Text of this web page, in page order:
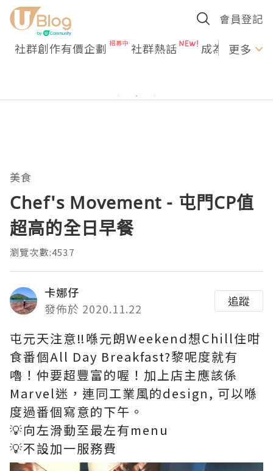
會員登記
社群創作有價企劃 社群熱話 成為U更多
美食
Chef's Movement - 屯門CP值
超高的全日早餐
瀏覽次數:4537
卡娜仔
發佈於 2020.11.22
追蹤
屯元天注意‼️喺元朗Weekend想Chill住咁
食番個All Day Breakfast?黎呢度就有
嚕！仲要超豐富的喔！加上店主應該係
Marvel迷，連同工業風的design, 可以喺
度過番個寫意的下午。
💡向左滑動至最左有menu
💡不設加一服務費